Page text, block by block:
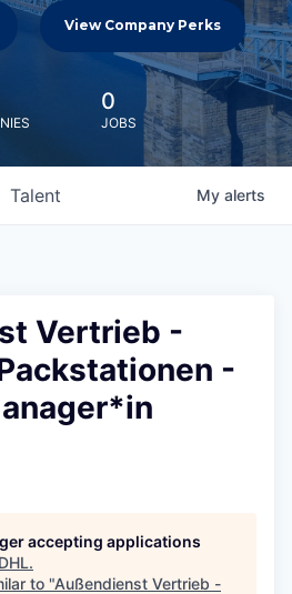
View Company Perks
0
JOBS
Talent My alerts
Vertrieb -
-
accepting applications
DHL.
to "Außendienst Vertrieb -